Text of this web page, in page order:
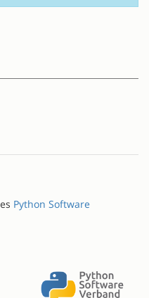
Python Software